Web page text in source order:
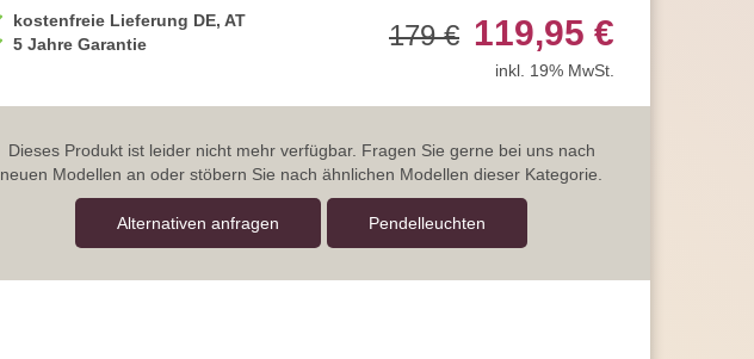
Durch LED-Leuchtmittel erreichen Sie Energieeffizienzklasse A++
Sie haben bei uns 5 Jahre Garantie, statt der üblichen 2 Jahre
Bei Fragen, zögern Sie nicht und kontaktieren Sie uns jederzeit
kostenfreie Lieferung DE, AT
5 Jahre Garantie
179 € 119,95 €
inkl. 19% MwSt.
Dieses Produkt ist leider nicht mehr verfügbar. Fragen Sie gerne bei uns nach
neuen Modellen an oder stöbern Sie nach ähnlichen Modellen dieser Kategorie.
Alternativen anfragen Pendel­leuchten